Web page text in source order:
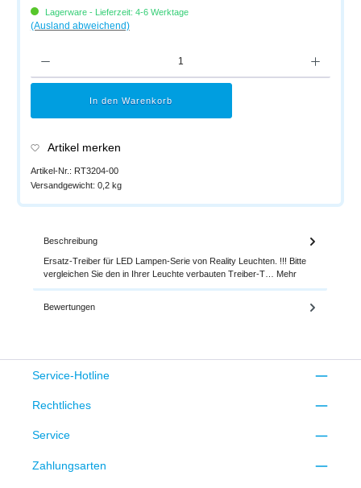
Lagerware - Lieferzeit: 4-6 Werktage
(Ausland abweichend)
In den Warenkorb
Artikel merken
Artikel-Nr.: RT3204-00
Versandgewicht: 0,2 kg
Beschreibung
Ersatz-Treiber für LED Lampen-Serie von Reality Leuchten. !!! Bitte
vergleichen Sie den in Ihrer Leuchte verbauten Treiber-T… Mehr
Bewertungen
Service-Hotline
Rechtliches
Service
Zahlungsarten